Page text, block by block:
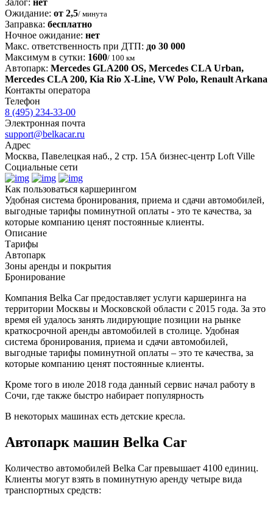
Залог: нет
Ожидание: от 2,5/ минута
Заправка: бесплатно
Ночное ожидание: нет
Макс. ответственность при ДТП: до 30 000
Максимум в сутки: 1600/ 100 км
Автопарк: Mercedes GLA200 OS, Mercedes CLA Urban,
Mercedes CLA 200, Kia Rio X-Line, VW Polo, Renault Arkana
Контакты оператора
Телефон
8 (495) 234-33-00
Электронная почта
support@belkacar.ru
Адрес
Москва, Павелецкая наб., 2 стр. 15А бизнес-центр Loft Ville
Социальные сети
Как пользоваться каршерингом
Удобная система бронирования, приема и сдачи автомобилей,
выгодные тарифы поминутной оплаты - это те качества, за
которые компанию ценят постоянные клиенты.
Описание
Тарифы
Автопарк
Зоны аренды и покрытия
Бронирование
Компания Belka Car предоставляет услуги каршеринга на
территории Москвы и Московской области с 2015 года. За это
время ей удалось занять лидирующие позиции на рынке
краткосрочной аренды автомобилей в столице. Удобная
система бронирования, приема и сдачи автомобилей,
выгодные тарифы поминутной оплаты – это те качества, за
которые компанию ценят постоянные клиенты.
Кроме того в июле 2018 года данный сервис начал работу в
Сочи, где также быстро набирает популярность
В некоторых машинах есть детские кресла.
Автопарк машин Belka Car
Количество автомобилей Belka Car превышает 4100 единиц.
Клиенты могут взять в поминутную аренду четыре вида
транспортных средств: